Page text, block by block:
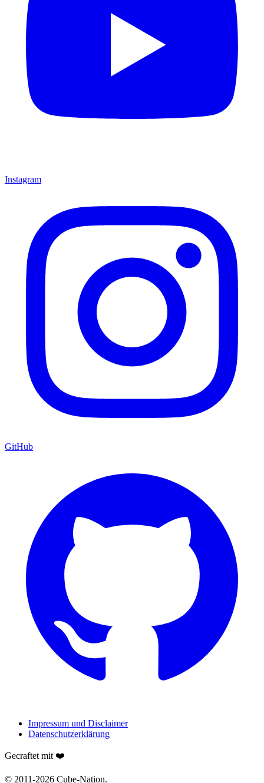
Instagram
GitHub
Impressum und Disclaimer
Datenschutzerklärung
Gecraftet mit ❤️
© 2011-2026 Cube-Nation.